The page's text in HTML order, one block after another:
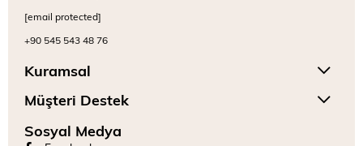
[email protected]
+90 545 543 48 76
Kuramsal
Müşteri Destek
Sosyal Medya